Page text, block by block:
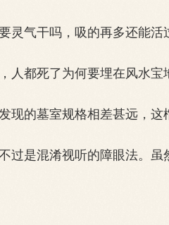
气干吗，吸的再多还能活
都死了为何要埋在风水宝
的墓室规格相差甚远，这
是混淆视听的障眼法。虽